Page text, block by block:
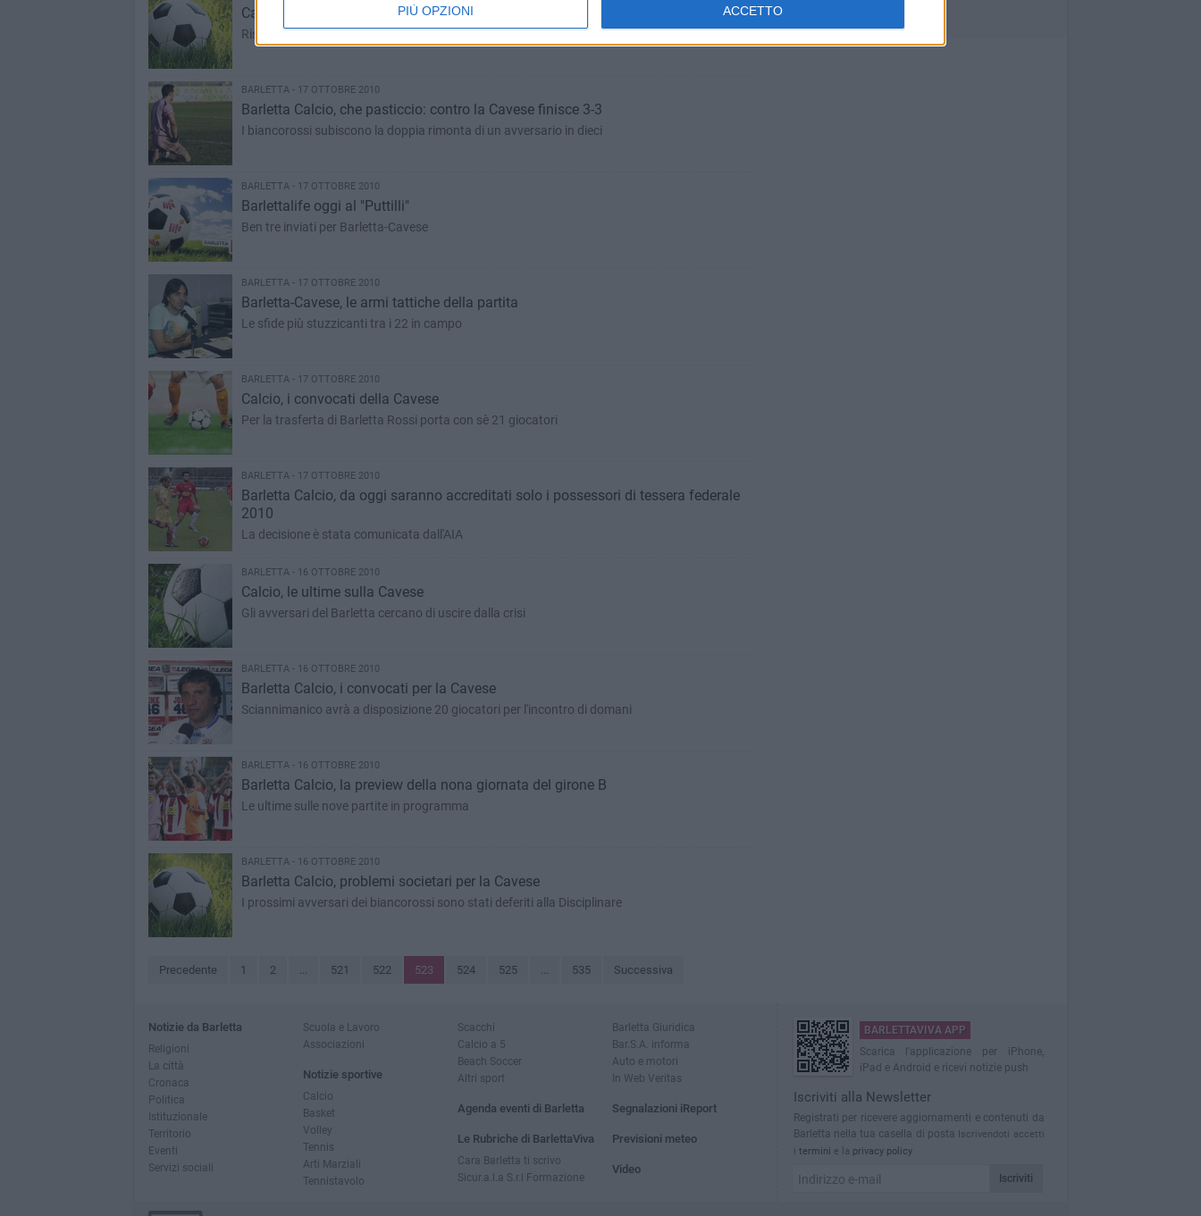
PIÙ OPZIONI ACCETTO
Calcio, il resoconto della nona giornata di Prima Divisione girone B
Risultati e classifica degli avversari del Barletta
BARLETTA - 17 OTTOBRE 2010
Barletta Calcio, che pasticcio: contro la Cavese finisce 3-3
I biancorossi subiscono la doppia rimonta di un avversario in dieci
BARLETTA - 17 OTTOBRE 2010
Barlettalife oggi al "Puttilli"
Ben tre inviati per Barletta-Cavese
BARLETTA - 17 OTTOBRE 2010
Barletta-Cavese, le armi tattiche della partita
Le sfide più stuzzicanti tra i 22 in campo
BARLETTA - 17 OTTOBRE 2010
Calcio, i convocati della Cavese
Per la trasferta di Barletta Rossi porta con sè 21 giocatori
BARLETTA - 17 OTTOBRE 2010
Barletta Calcio, da oggi saranno accreditati solo i possessori di tessera federale
2010
La decisione è stata comunicata dall'AIA
BARLETTA - 16 OTTOBRE 2010
Calcio, le ultime sulla Cavese
Gli avversari del Barletta cercano di uscire dalla crisi
BARLETTA - 16 OTTOBRE 2010
Barletta Calcio, i convocati per la Cavese
Sciannimanico avrà a disposizione 20 giocatori per l'incontro di domani
BARLETTA - 16 OTTOBRE 2010
Barletta Calcio, la preview della nona giornata del girone B
Le ultime sulle nove partite in programma
BARLETTA - 16 OTTOBRE 2010
Barletta Calcio, problemi societari per la Cavese
I prossimi avversari dei biancorossi sono stati deferiti alla Disciplinare
Precedente 1 2 ... 521 522 523 524 525 ... 535 Successiva
Notizie da Barletta
Religioni
La città
Cronaca
Politica
Istituzionale
Territorio
Eventi
Servizi sociali
Scuola e Lavoro
Associazioni
Notizie sportive
Calcio
Basket
Volley
Tennis
Arti Marziali
Tennistavolo
Scacchi
Calcio a 5
Beach Soccer
Altri sport
Agenda eventi di Barletta
Le Rubriche di BarlettaViva
Cara Barletta ti scrivo
Sicur.a.l.a S.r.l Formazione
Barletta Giuridica
Bar.S.A. informa
Auto e motori
In Web Veritas
Segnalazioni iReport
Previsioni meteo
Video
BARLETTAVIVA APP
Scarica l'applicazione per iPhone,
iPad e Android e ricevi notizie push
Iscriviti alla Newsletter
Registrati per ricevere aggiornamenti e contenuti da
Barletta nella tua casella di posta Iscrivendoti accetti
i termini e la privacy policy
Iscriviti